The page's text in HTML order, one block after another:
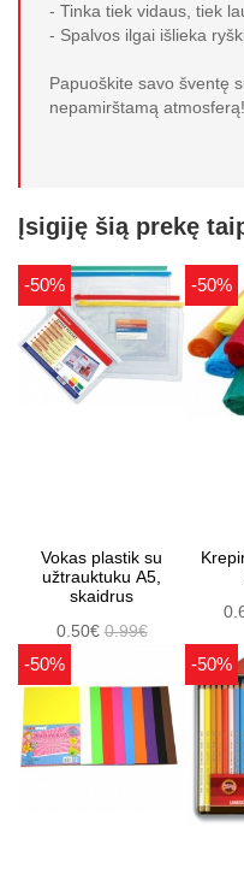
- Tinka tiek vidaus, tiek
- Spalvos ilgai išlieka
Papuoškite savo šventę
nepamirštamą atmosferą!
Įsigiję šią prekę
-50%
Vokas plastik su
užtrauktuku A5,
skaidrus
0.50€0.99€
-50%
-50% -50%